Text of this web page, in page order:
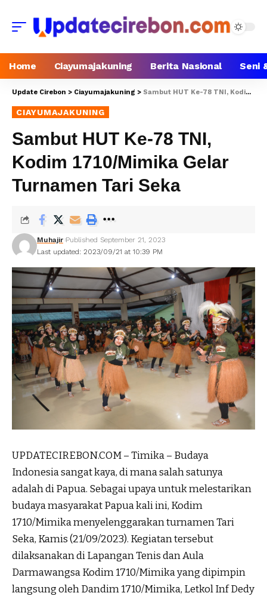
Home Ciayumajakuning Berita Nasional Seni
Update Cirebon > Ciayumajakuning > Sambut HUT Ke-78 TNI, Kodim 1710/Mimika Gelar Turnamen Tari Seka
CIAYUMAJAKUNING
Sambut HUT Ke-78 TNI,
Kodim 1710/Mimika Gelar
Turnamen Tari Seka
Last updated: 2023/09/21 at 10:39 PM
Muhajir Published September 21, 2023
UPDATECIREBON.COM – Timika – Budaya
Indonesia sangat kaya, di mana salah satunya
adalah di Papua. Sebagai upaya untuk melestarikan
budaya masyarakat Papua kali ini, Kodim
1710/Mimika menyelenggarakan turnamen Tari
Seka, Kamis (21/09/2023). Kegiatan tersebut
dilaksanakan di Lapangan Tenis dan Aula
Darmawangsa Kodim 1710/Mimika yang dipimpin
langsung oleh Dandim 1710/Mimika, Letkol Inf Dedy